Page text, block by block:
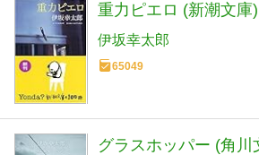
重力ピエロ (新潮文庫)
伊坂幸太郎
65049
グラスホッパー (角川